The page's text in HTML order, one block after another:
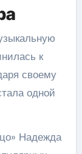
к
своему
одной
Надежда